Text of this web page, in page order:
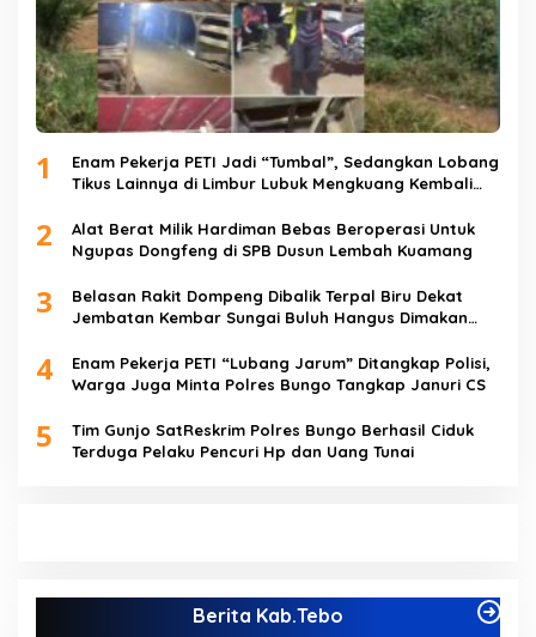
1
Enam Pekerja PETI Jadi “Tumbal”, Sedangkan Lobang
Tikus Lainnya di Limbur Lubuk Mengkuang Kembali
2
Alat Berat Milik Hardiman Bebas Beroperasi Untuk
Ngupas Dongfeng di SPB Dusun Lembah Kuamang
3
Belasan Rakit Dompeng Dibalik Terpal Biru Dekat
Jembatan Kembar Sungai Buluh Hangus Dimakan
4
Enam Pekerja PETI “Lubang Jarum” Ditangkap Polisi,
Warga Juga Minta Polres Bungo Tangkap Januri CS
5
Tim Gunjo SatReskrim Polres Bungo Berhasil Ciduk
Terduga Pelaku Pencuri Hp dan Uang Tunai
Berita Kab.Tebo